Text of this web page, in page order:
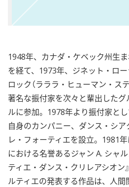
1948年、カナダ・ケベック州生
を経て、1973年、ジネット・ロ
ロック（ラララ・ヒューマン・ス
著名な振付家を次々と輩出した
ルに参加。1978年より振付家と
自身のカンパニー、ダンス・シ
レ・フォーティエを設立。1981
における名誉あるジャン A. シャ
ティエ・ダンス・クリレアシオン
ルティエの発表する作品は、人